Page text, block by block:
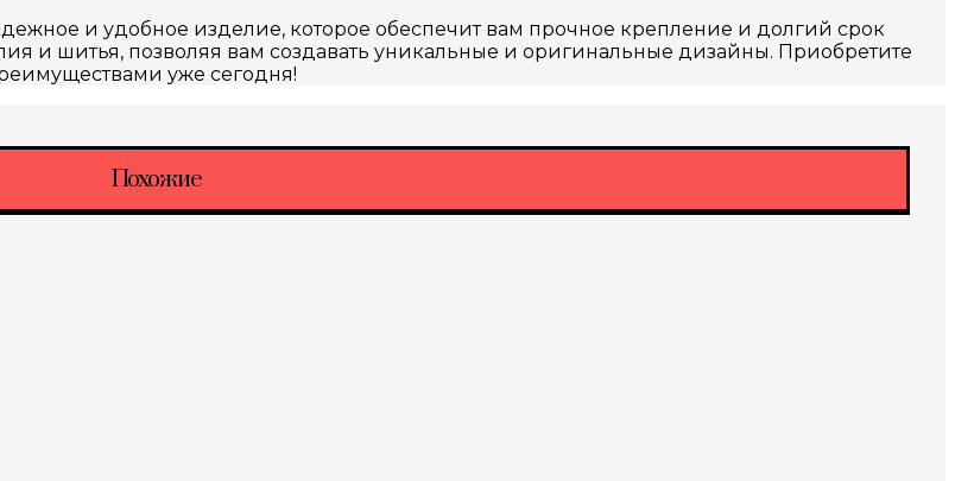
и удобное изделие, которое обеспечит вам прочное крепление и долгий срок
и шитья, позволяя вам создавать уникальные и оригинальные дизайны. Приобретите
уже сегодня!
Похожие